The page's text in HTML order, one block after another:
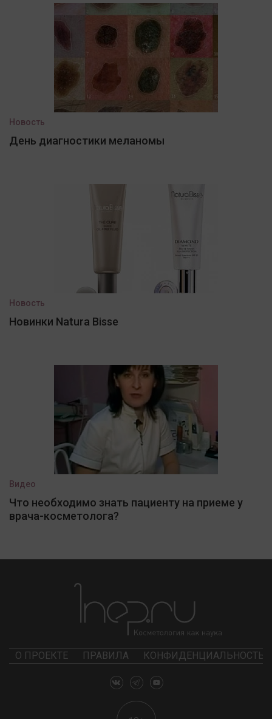
Новость
День диагностики меланомы
Новость
Новинки Natura Bisse
Видео
Что необходимо знать пациенту на приеме у
врача-косметолога?
О ПРОЕКТЕ ПРАВИЛА КОНФИДЕНЦИАЛЬНОСТЬ